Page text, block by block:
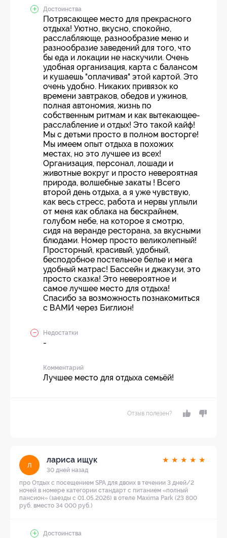
Достоинства
Потрясающее место для прекрасного
отдыха! Уютно, вкусно, спокойно,
расслабляюще, разнообразие меню и
разнообразие заведений для того, что
бы еда и локации не наскучили. Очень
удобная организация, карта с балансом
и кушаешь "оплачивая" этой картой. Это
очень удобно. Никаких привязок ко
времени завтраков, обедов и ужинов,
полная автономия, жизнь по
собственным ритмам и как вытекающее-
расслабление и отдых! Это такой кайф!
Мы с детьми просто в полном восторге!
Мы имеем опыт отдыха в похожих
местах, но это лучшее из всех!
Организация, персонал, лошади и
животные вокруг и просто невероятная
природа, волшебные закаты ! Всего
второй день отдыха, а я уже чувствую,
как весь стресс, работа и нервы уплыли
от меня как облака на бескрайнем,
голубом небе, на которое я смотрю,
сидя на веранде ресторана, за вкусными
блюдами. Номер просто великолепный!
Просторный, красивый, удобный,
бесподобное постельное белье и мега
удобный матрас! Бассейн и джакузи, это
просто сказка! Это невероятное и
самое лучшее место для отдыха!
Спасибо за возможность познакомиться
с ВАМИ через Биглион!
Недостатки
-
Комментарий
Лучшее место для отдыха семьёй!
Отзыв полезен?
л
лариса ищук
30 дней назад
★ ★ ★ ★ ★
про Отдых с посещением SPA для двоих в течении 3 дней/2
ночей в номере категории стандарт с питанием «полный
пансион» (заезды с 01.05.2026) в отеле Maxima Park (23 800
руб. вместо 34 000 руб.)
Достоинства